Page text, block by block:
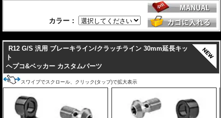
カラー：
R12 G/S 汎用 ブレーキライン/クラッチライン 30mm延長キッ
ト
ヘプコ&ベッカー カスタムパーツ
スワイプでスクロール、クリック(タップ)で拡大表示